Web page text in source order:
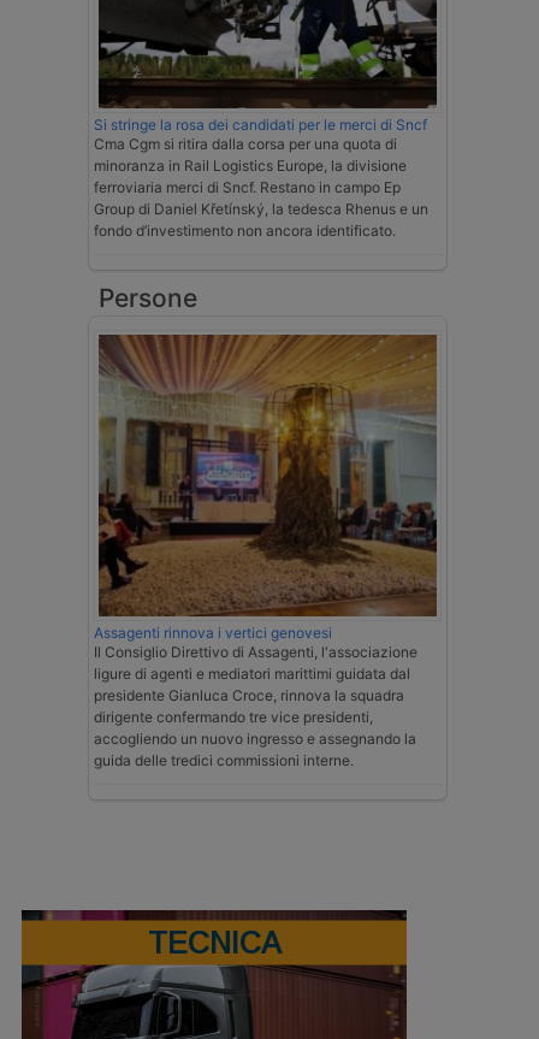
Si stringe la rosa dei candidati per le merci di Sncf
Cma Cgm si ritira dalla corsa per una quota di
minoranza in Rail Logistics Europe, la divisione
ferroviaria merci di Sncf. Restano in campo Ep
Group di Daniel Křetínský, la tedesca Rhenus e un
fondo d’investimento non ancora identificato.
Persone
Assagenti rinnova i vertici genovesi
Il Consiglio Direttivo di Assagenti, l'associazione
ligure di agenti e mediatori marittimi guidata dal
presidente Gianluca Croce, rinnova la squadra
dirigente confermando tre vice presidenti,
accogliendo un nuovo ingresso e assegnando la
guida delle tredici commissioni interne.
TECNICA